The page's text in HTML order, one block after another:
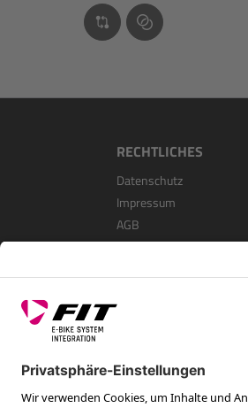
RECHTLICHES
Datenschutz
Impressum
AGB